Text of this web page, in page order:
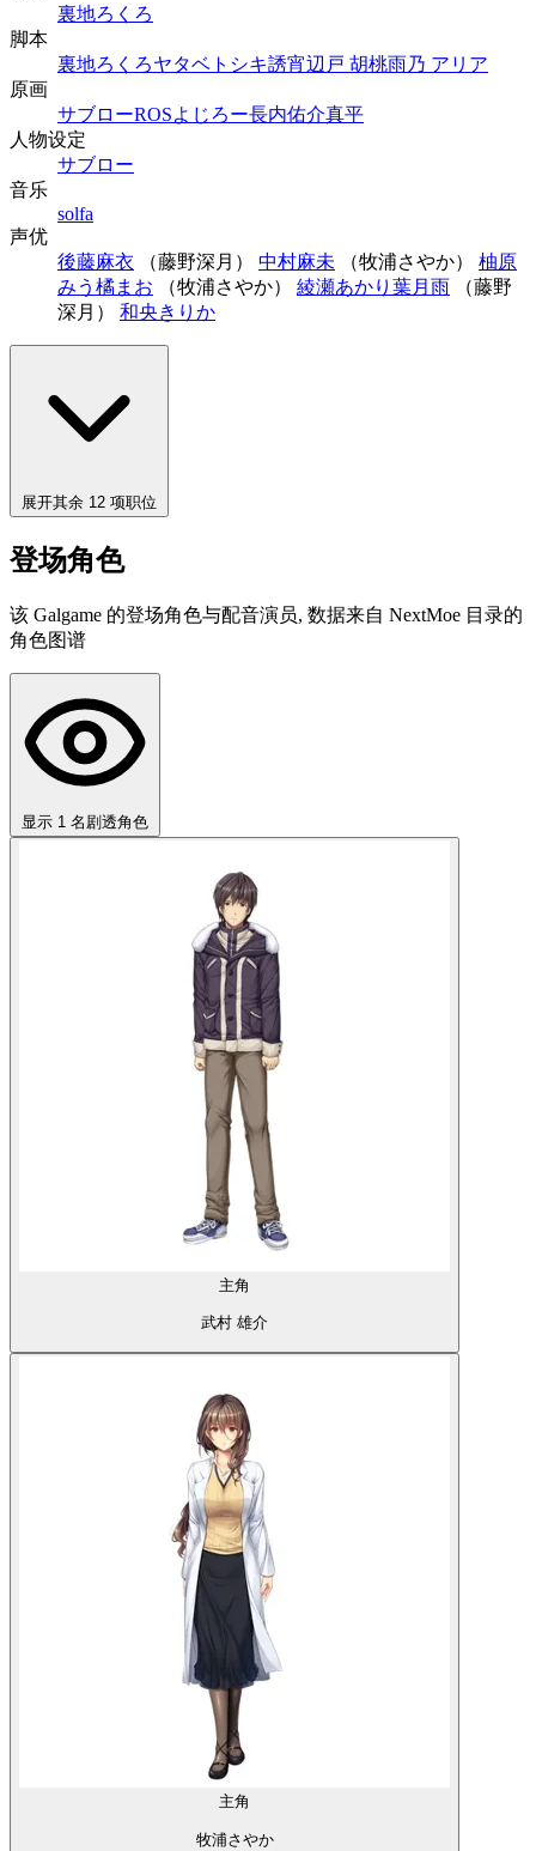
裏地ろくろ
脚本
裏地ろくろヤタベトシキ誘宵辺戸 胡桃雨乃 アリア
原画
サブローROSよじろー長内佑介真平
人物设定
サブロー
音乐
solfa
声优
後藤麻衣 （藤野深月） 中村麻未 （牧浦さやか） 柚原
みう 橘まお （牧浦さやか） 綾瀬あかり 葉月雨 （藤野
深月） 和央きりか
展开其余 12 项职位
登场角色
该 Galgame 的登场角色与配音演员, 数据来自 NextMoe 目录的
角色图谱
显示 1 名剧透角色
主角
武村 雄介
主角
牧浦さやか